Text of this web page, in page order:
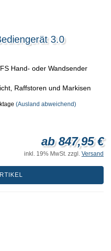
3.0
Hand- oder Wandsender
Raffstoren und Markisen
(Ausland abweichend)
ab 847,95 €
inkl. 19% MwSt. zzgl. Versand